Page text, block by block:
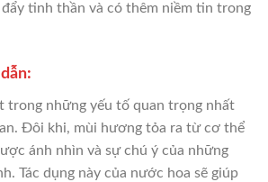
tinh thần và có thêm niềm tin trong
trong những yếu tố quan trọng nhất
Đôi khi, mùi hương tỏa ra từ cơ thể
ánh nhìn và sự chú ý của những
Tác dụng này của nước hoa sẽ giúp